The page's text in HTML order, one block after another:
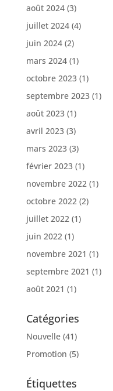
août 2024(3)
juillet 2024(4)
juin 2024(2)
mars 2024(1)
octobre 2023(1)
septembre 2023(1)
août 2023(1)
avril 2023(3)
mars 2023(3)
février 2023(1)
novembre 2022 (1)
octobre 2022 (2)
juillet 2022 (1)
juin 2022 (1)
novembre 2021 (1)
septembre 2021 (1)
août 2021 (1)
Catégories
Nouvelle(41)
Promotion (5)
Étiquettes